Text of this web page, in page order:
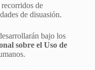
recorridos de
de disuasión.
bajo los
sobre el Uso de